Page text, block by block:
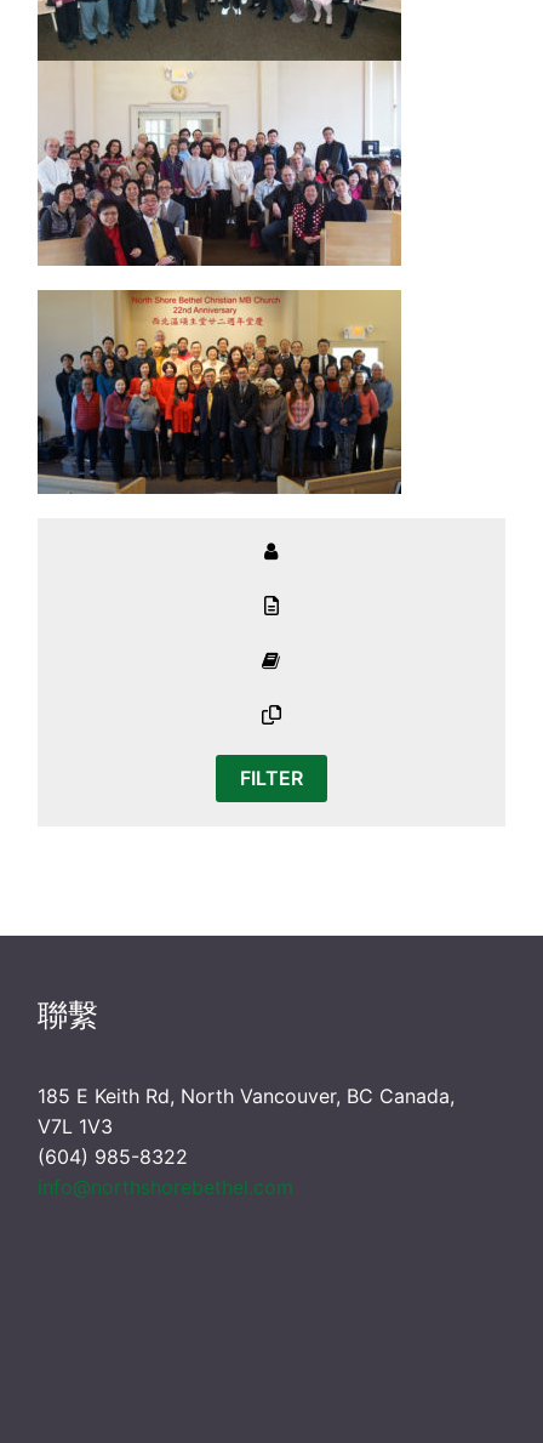
聯繫
185 E Keith Rd, North Vancouver, BC Canada,
V7L 1V3
(604) 985-8322
info@northshorebethel.com